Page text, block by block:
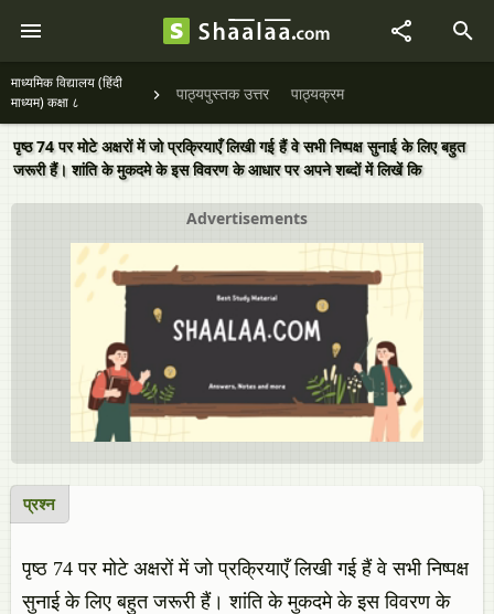
माध्यमिक विद्यालय (हिंदी
माध्यम) कक्षा ८
पाठ्यपुस्तक उत्तर पाठ्यक्रम
पृष्ठ 74 पर मोटे अक्षरों में जो प्रक्रियाएँ लिखी गई हैं वे सभी निष्पक्ष सुनाई के लिए बहुत
जरूरी हैं। शांति के मुकदमे के इस विवरण के आधार पर अपने शब्दों में लिखें कि
Advertisements
प्रश्न
पृष्ठ 74 पर मोटे अक्षरों में जो प्रक्रियाएँ लिखी गई हैं वे सभी निष्पक्ष
सुनाई के लिए बहुत जरूरी हैं। शांति के मुकदमे के इस विवरण के